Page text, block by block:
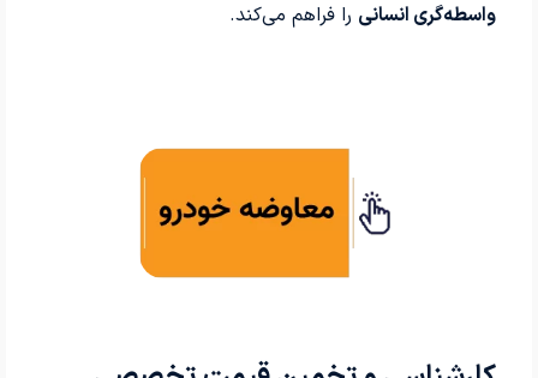
واسطه‌گری انسانی را فراهم می‌کند.